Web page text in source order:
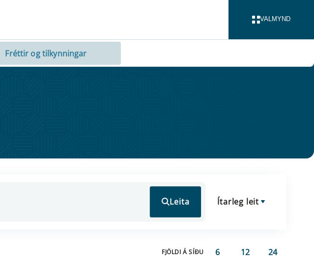
VALMYND
Fréttir og tilkynningar
Leita Ítarleg leit
FJÖLDI Á SÍÐU 6 12 24